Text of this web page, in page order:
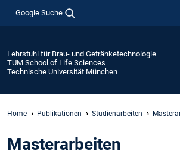
Google Suche
Lehrstuhl für Brau- und Getränketechnologie
TUM School of Life Sciences
Technische Universität München
Home Publikationen Studienarbeiten
Masterarbeiten